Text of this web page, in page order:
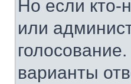
Но если кто-
или
варианты